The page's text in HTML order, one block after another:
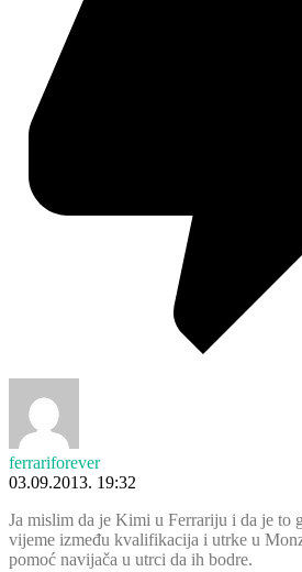
ferrariforever
03.09.2013. 19:32
Ja mislim da je Kimi u Ferrariju i da je to
vijeme između kvalifikacija i utrke u
pomoć navijača u utrci da ih bodre.